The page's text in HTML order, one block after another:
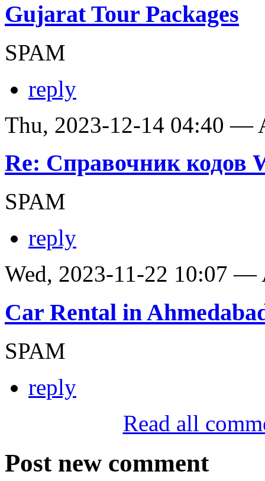
Gujarat Tour Packages
SPAM
reply
Thu, 2023-12-14 04:40 —
Re: Справочник кодов
SPAM
reply
Wed, 2023-11-22 10:07 —
Car Rental in
SPAM
reply
Read all
Post new comment